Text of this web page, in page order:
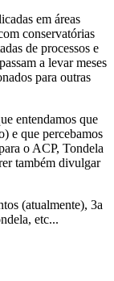
em áreas
conservatórias
de processos e
a levar meses
para outras
entendamos que
e que percebamos
o ACP, Tondela
também divulgar
(atualmente), 3a
etc...